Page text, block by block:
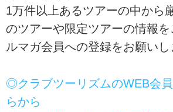
1万件以上あるツアーの中から
のツアーや限定ツアーの情報を
ルマガ会員への登録をお願いし
◎クラブツーリズムのWEB会
らから